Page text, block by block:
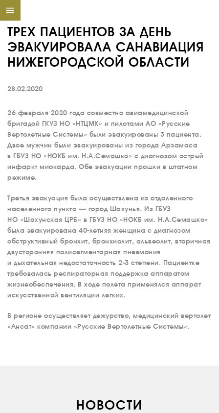
ТРЕХ ПАЦИЕНТОВ ЗА ДЕНЬ
ЭВАКУИРОВАЛА САНАВИАЦИЯ
НИЖЕГОРОДСКОЙ ОБЛАСТИ
28.02.2020
26 февраля 2020 года совместно авиамедицинской
бригадой ГКУЗ НО «НТЦМК» и пилотами АО «Русские
Вертолетные Системы» были эвакуированы 3 пациента.
Двое мужчин были эвакуированы из города Арзамаса
в ГБУЗ НО «НОКБ им. Н.А.Семашко» с диагнозом острый
инфаркт миокарда. Обе эвакуации прошли в штатном
режиме.
Третья эвакуация была осуществлена из отдаленного
населенного пункта — город Шахунья. Из ГБУЗ
НО «Шахунская ЦРБ» в ГБУЗ НО «НОКБ им. Н.А.Семашко»
была эвакуирована 40-летняя женщина с диагнозом
обструктивный бронхит, бронхиолит, альвеолит, вторичная
двусторонняя полисегментарная пневмония
и дыхательная недостаточность 2-3 степени. Пациентке
требовалась респираторная поддержка аппаратом
жизнеобеспечения. В ходе полета применялся аппарат
искусственной вентиляции легких.
В регионе осуществляет дежурство, медицинский вертолет
«Ансат» компании «Русские Вертолетные Системы».
НОВОСТИ